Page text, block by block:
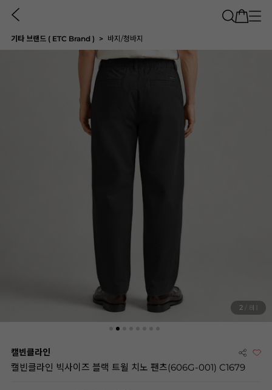
기타 브랜드 ( ETC Brand ) 바지/청바지
2 / 8
캘빈클라인
캘빈클라인 빅사이즈 블랙 트윌 치노 팬츠(606G-001) C1679